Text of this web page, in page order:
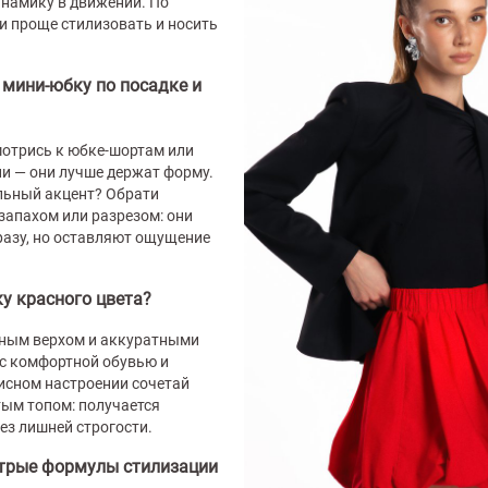
проще стилизовать и носить
юбку по посадке и
к юбке-шортам или
— они лучше держат форму.
акцент? Обрати
или разрезом: они
но оставляют ощущение
красного цвета?
верхом и аккуратными
комфортной обувью и
настроении сочетай
топом: получается
лишней строгости.
формулы стилизации